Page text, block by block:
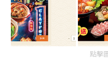
點擊